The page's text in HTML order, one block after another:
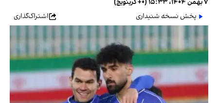
۷ بهمن ۱۴۰۴، ۱۵:۳۳ (‎+۰ گرینویچ)
پخش نسخه شنیداری
اشتراک‌گذاری